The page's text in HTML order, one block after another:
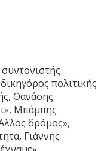
πολιτικής
Θανάσης
Μπάμπης
δρόμος»,
Γιάννης